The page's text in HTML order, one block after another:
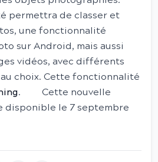
permettra de classer et
une fonctionnalité
sur Android, mais aussi
vidéos, avec différents
choix. Cette fonctionnalité
. Cette nouvelle
disponible le 7 septembre